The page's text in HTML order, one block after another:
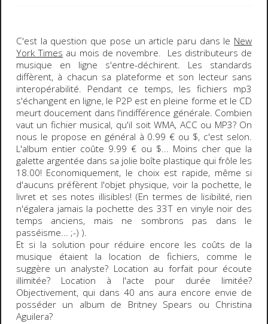
C'est la question que pose un article paru dans le New
York Times au mois de novembre. Les distributeurs de
musique en ligne s'entre-déchirent. Les standards
diffèrent, à chacun sa plateforme et son lecteur sans
interopérabilité. Pendant ce temps, les fichiers mp3
s'échangent en ligne, le P2P est en pleine forme et le CD
meurt doucement dans l'indifférence générale. Combien
vaut un fichier musical, qu'il soitWMA, ACC ou MP3?On
nous le propose en général à 0.99 € ou $, c'est selon.
L'album entier coûte 9.99 € ou $... Moins cher que la
galette argentée dans sa jolie boîte plastique qui frôle les
18.00! Economiquement, le choix est rapide, même si
d'aucuns préfèrent l'objet physique, voir la pochette, le
livret et ses notes illisibles! (En termes de lisibilité, rien
n'égalera jamais la pochette des 33Ten vinyle noir des
temps anciens, mais ne sombrons pas dans le
passéisme... ;-) ).
Et si la solution pour réduire encore les coûts de la
musique étaient la location de fichiers, comme le
suggère un analyste? Location au forfait pour écoute
illimitée? Location à l'acte pour durée limitée?
Objectivement, qui dans 40 ans aura encore envie de
posséderun album de Britney Spears ou Christina
Aguilera?